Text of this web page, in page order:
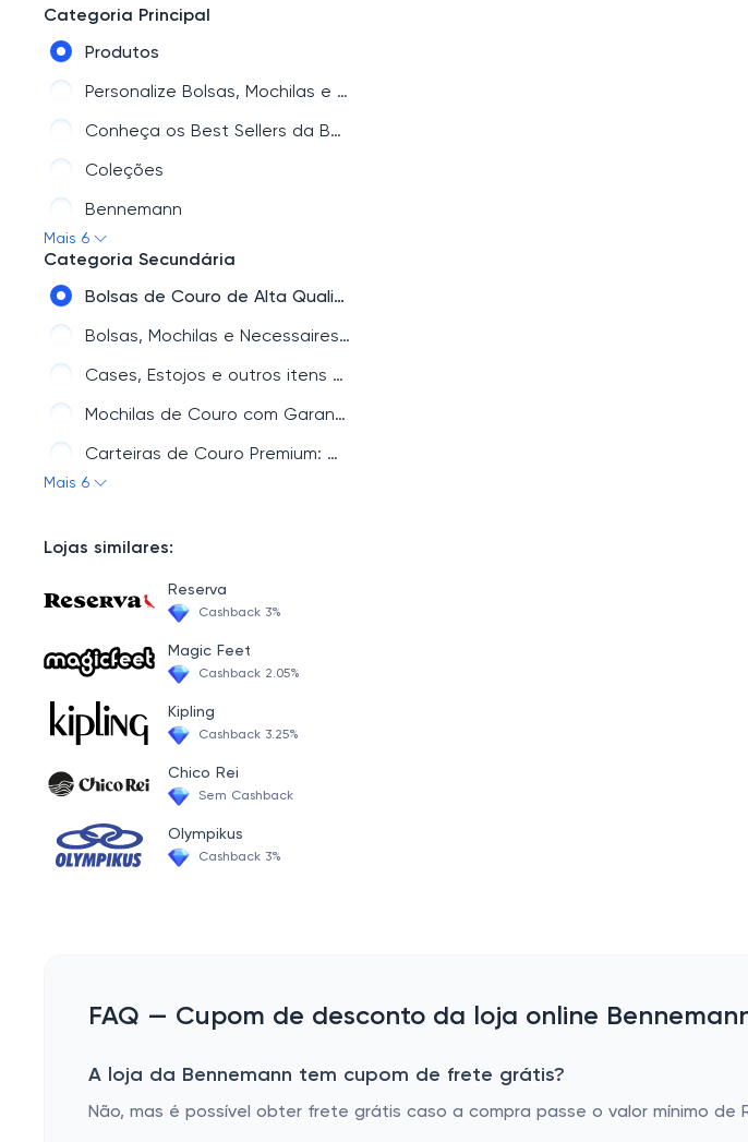
Categoria Principal
Produtos
Personalize Bolsas, Mochilas e Carteiras de Couro - Bennemann - Bennemann
Conheça os Best Sellers da Bennemann
Coleções
Bennemann
Mais 6
Categoria Secundária
Bolsas de Couro de Alta Qualidade e Durabilidade - Bennemann - Bennemann
Bolsas, Mochilas e Necessaires de Viagem - Bennemann - Bennemann
Cases, Estojos e outros itens para Escritório - Bennemann - Bennemann
Mochilas de Couro com Garantia Vitalícia - Bennemann - Bennemann
Carteiras de Couro Premium: Qualidade e Estilo - Bennemann - Bennemann
Mais 6
Lojas similares:
Reserva
Cashback 3%
Magic Feet
Cashback 2.05%
Kipling
Cashback 3.25%
Chico Rei
Sem Cashback
Olympikus
Cashback 3%
FAQ — Cupom de desconto da loja online
A loja da Bennemann tem cupom de frete grátis?
Não, mas é possível obter frete grátis caso a compra passe o valor mínimo